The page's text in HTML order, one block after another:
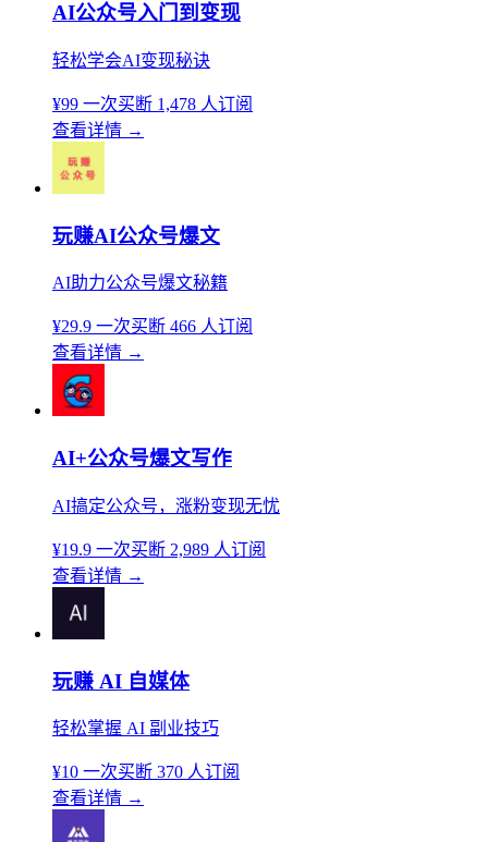
AI公众号入门到变现
轻松学会AI变现秘诀
¥99 一次买断 1,478 人订阅
查看详情 →
玩赚AI公众号爆文
AI助力公众号爆文秘籍
¥29.9 一次买断 466 人订阅
查看详情 →
AI+公众号爆文写作
AI搞定公众号，涨粉变现无忧
¥19.9 一次买断 2,989 人订阅
查看详情 →
玩赚 AI 自媒体
轻松掌握 AI 副业技巧
¥10 一次买断 370 人订阅
查看详情 →